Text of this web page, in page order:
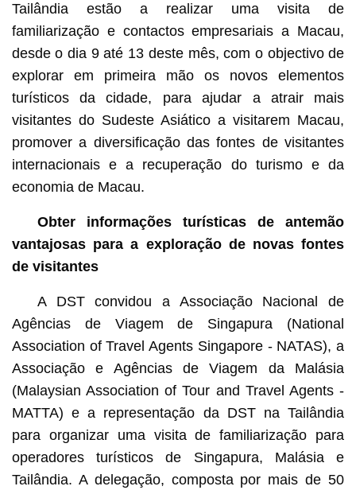
Tailândia estão a realizar uma visita de
familiarização e contactos empresariais a Macau,
desde o dia 9 até 13 deste mês, com o objectivo de
explorar em primeira mão os novos elementos
turísticos da cidade, para ajudar a atrair mais
visitantes do Sudeste Asiático a visitarem Macau,
promover a diversificação das fontes de visitantes
internacionais e a recuperação do turismo e da
economia de Macau.
Obter informações turísticas de antemão
vantajosas para a exploração de novas fontes
de visitantes
A DST convidou a Associação Nacional de
Agências de Viagem de Singapura (National
Association of Travel Agents Singapore - NATAS), a
Associação e Agências de Viagem da Malásia
(Malaysian Association of Tour and Travel Agents -
MATTA) e a representação da DST na Tailândia
para organizar uma visita de familiarização para
operadores turísticos de Singapura, Malásia e
Tailândia. A delegação, composta por mais de 50